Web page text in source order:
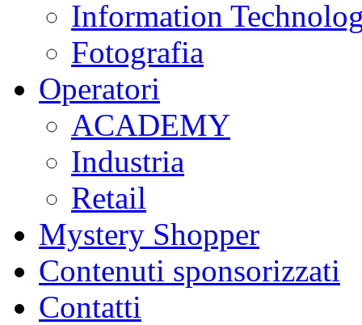
Information
Fotografia
Operatori
ACADEMY
Industria
Retail
Mystery Shopper
Contenuti sponsorizzati
Contatti